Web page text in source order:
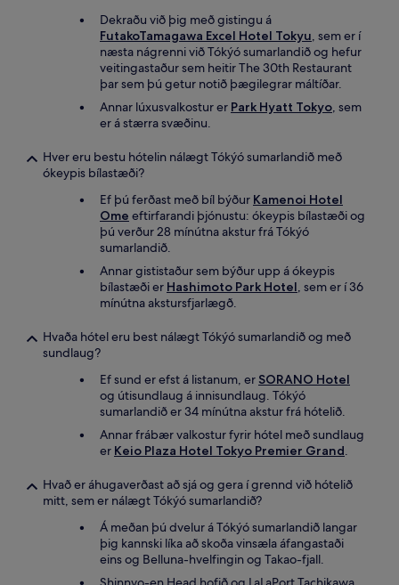
Dekraðu við þig með gistingu á
FutakoTamagawa Excel Hotel Tokyu, sem er í
næsta nágrenni við Tókýó sumarlandið og hefur
veitingastaður sem heitir The 30th Restaurant
þar sem þú getur notið þægilegrar máltíðar.
Annar lúxusvalkostur er Park Hyatt Tokyo, sem
er á stærra svæðinu.
Hver eru bestu hótelin nálægt Tókýó sumarlandið með
ókeypis bílastæði?
Ef þú ferðast með bíl býður Kamenoi Hotel
Ome eftirfarandi þjónustu: ókeypis bílastæði og
þú verður 28 mínútna akstur frá Tókýó
sumarlandið.
Annar gististaður sem býður upp á ókeypis
bílastæði er Hashimoto Park Hotel, sem er í 36
mínútna akstursfjarlægð.
Hvaða hótel eru best nálægt Tókýó sumarlandið og með
sundlaug?
Ef sund er efst á listanum, er SORANO Hotel
og útisundlaug á innisundlaug. Tókýó
sumarlandið er 34 mínútna akstur frá hótelið.
Annar frábær valkostur fyrir hótel með sundlaug
er Keio Plaza Hotel Tokyo Premier Grand.
Hvað er áhugaverðast að sjá og gera í grennd við hótelið
mitt, sem er nálægt Tókýó sumarlandið?
Á meðan þú dvelur á Tókýó sumarlandið langar
þig kannski líka að skoða vinsæla áfangastaði
eins og Belluna-hvelfingin og Takao-fjall.